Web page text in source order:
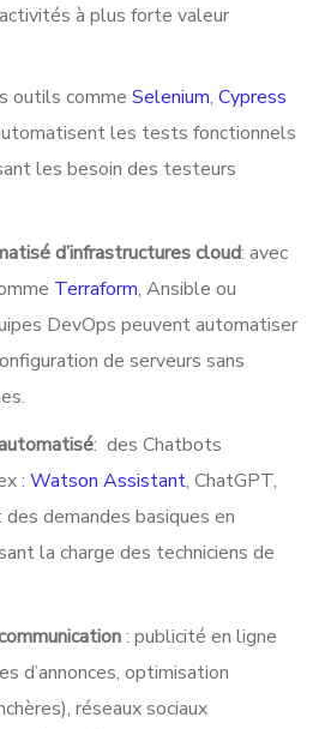
à plus forte valeur
outils commeSelenium,Cypress
les tests fonctionnels
les besoin des testeurs
d’infrastructures cloud: avec
Terraform, Ansible ou
DevOps peuvent automatiser
de serveurs sans
: des Chatbots
:Watson Assistant, ChatGPT,
demandes basiques en
la charge des techniciens de
: publicité en ligne
d’annonces, optimisation
réseaux sociaux